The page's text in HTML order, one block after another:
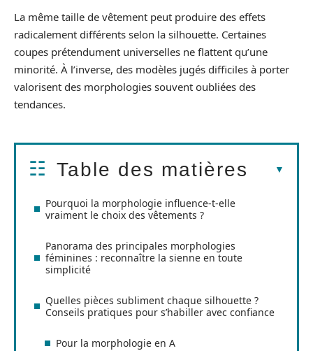
La même taille de vêtement peut produire des effets
radicalement différents selon la silhouette. Certaines
coupes prétendument universelles ne flattent qu’une
minorité. À l’inverse, des modèles jugés difficiles à porter
valorisent des morphologies souvent oubliées des
tendances.
Table des matières
Pourquoi la morphologie influence-t-elle
vraiment le choix des vêtements ?
Panorama des principales morphologies
féminines : reconnaître la sienne en toute
simplicité
Quelles pièces subliment chaque silhouette ?
Conseils pratiques pour s’habiller avec confiance
Pour la morphologie en A